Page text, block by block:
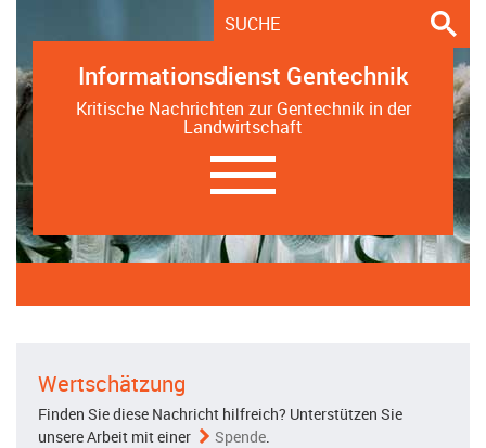
Informationsdienst Gentechnik
Kritische Nachrichten zur Gentechnik in der
Landwirtschaft
Navigation
ein-/ausblenden
Wertschätzung
Finden Sie diese Nachricht hilfreich? Unterstützen Sie
unsere Arbeit mit einer
Spende.